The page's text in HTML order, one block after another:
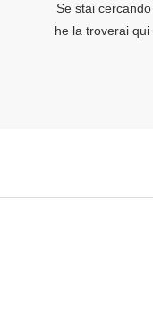
Se stai
he la troverai